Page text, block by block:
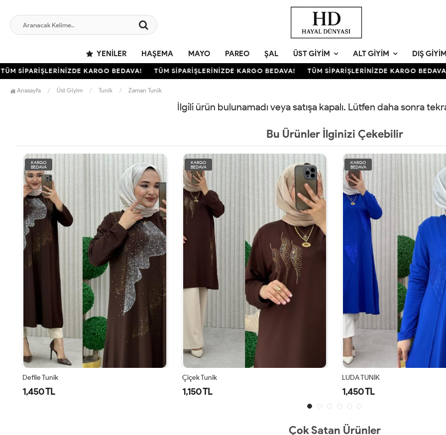
YENILER HAŞEMA MAYO PAREO ŞAL ÜST GIYIM ALT GIYIM DIŞ GIYIM
SİPARİŞLERİNİZDE KARGO BEDAVA! TÜM SİPARİŞLERİNİZDE KARGO BEDAVA! TÜM SİPARİŞLERİNİZDE KARGO BEDAVA!
Anasayfa Üst Giyim Tunik Zaman Tunik
İlgili ürün bulunamadı veya satışa kapalı. Lütfen daha sonra
Bu Ürünler İlginizi Çekebilir
KARGO
BEDAVA
Defile Tunik
1,450 TL
KARGO
BEDAVA
Çiçek Tunik
1,150 TL
KARGO
BEDAVA
LUDA TUNİK
1,450 TL
Çok Satan Ürünler